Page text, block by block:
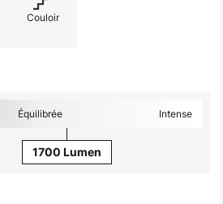
Couloir
Équilibrée Intense
1700 Lumen